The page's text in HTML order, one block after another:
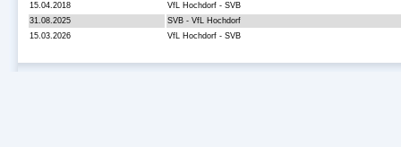
15.04.2018
VfL Hochdorf - SVB
31.08.2025
SVB - VfL Hochdorf
15.03.2026
VfL Hochdorf - SVB